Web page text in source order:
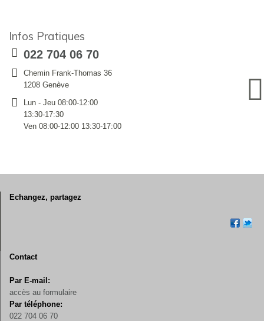
Infos Pratiques
022 704 06 70
Chemin Frank-Thomas 36
1208 Genève
Lun - Jeu 08:00-12:00
13:30-17:30
Ven 08:00-12:00 13:30-17:00
Echangez, partagez
Contact
Par E-mail:
accès au formulaire
Par téléphone:
022 704 06 70